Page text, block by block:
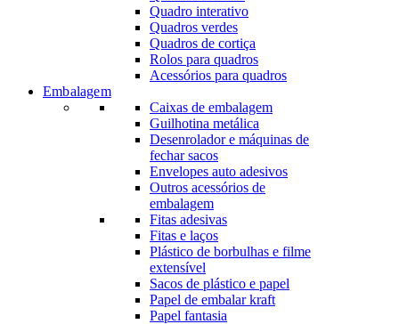
Quadro interativo
Quadros verdes
Quadros de cortiça
Rolos para quadros
Acessórios para quadros
Embalagem
Caixas de embalagem
Guilhotina metálica
Desenrolador e máquinas de
fechar sacos
Envelopes auto adesivos
Outros acessórios de
embalagem
Fitas adesivas
Fitas e laços
Plástico de borbulhas e filme
extensível
Sacos de plástico e papel
Papel de embalar kraft
Papel fantasia